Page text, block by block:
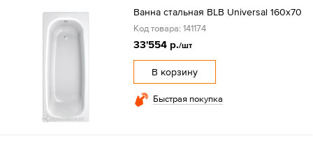
Ванна стальная BLB Universal 160х70
Код товара: 141174
33'554 р./шт
В корзину
Быстрая покупка